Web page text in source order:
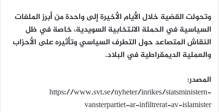
وتحولت القضية خلال الأيام الأخيرة إلى واحدة من أبرز الملفات
السياسية في الحملة الانتخابية السويدية، خاصة في ظل
النقاش المتصاعد حول التطرف السياسي وتأثيره على الأحزاب
والعملية الديمقراطية في البلاد.
المصدر:
https://www.svt.se/nyheter/inrikes/statsministern-
vansterpartiet-ar-infiltrerat-av-islamister